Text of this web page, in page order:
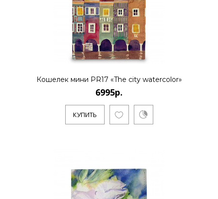
Кошелек мини PR17 «The city watercolor»
6995р.
КУПИТЬ